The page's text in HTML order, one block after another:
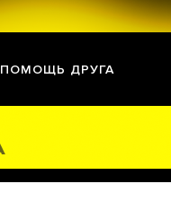
ПОМОЩЬ ДРУГА